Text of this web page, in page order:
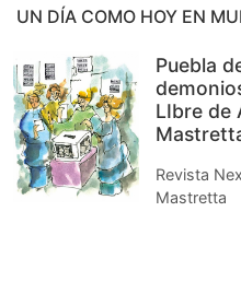
UN DÍA COMO HOY EN
Puebla
LIbre de
Revista
Mastretta